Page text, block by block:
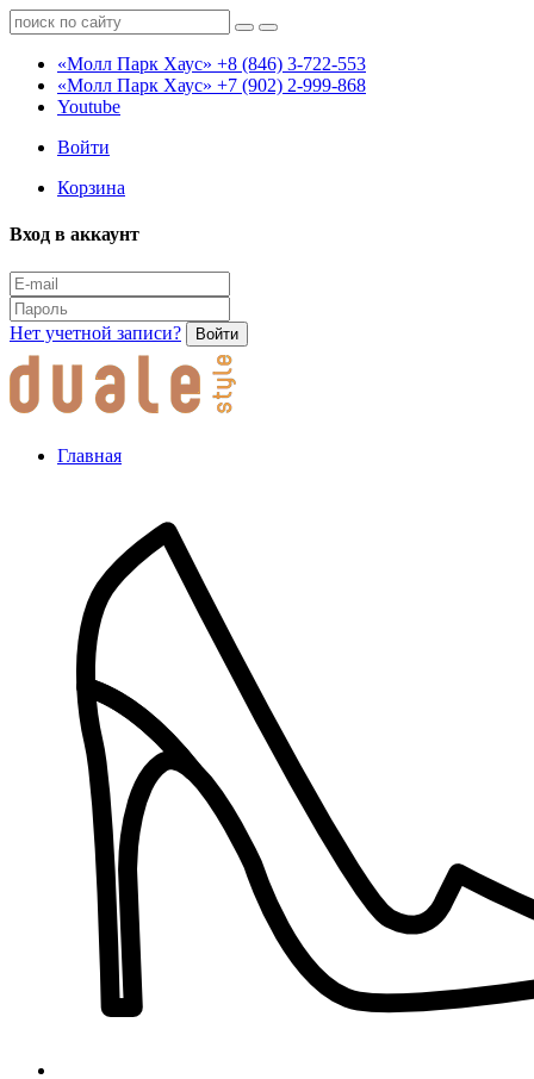
«Молл Парк Хаус» +8 (846) 3-722-553
«Молл Парк Хаус» +7 (902) 2-999-868
Youtube
Войти
Корзина
Вход в аккаунт
Нет учетной записи? Войти
Главная